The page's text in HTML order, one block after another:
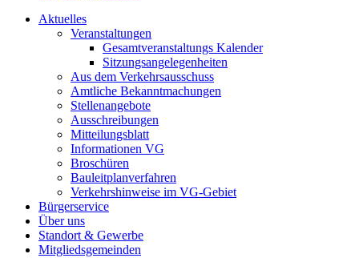
Aktuelles
Veranstaltungen
Gesamtveranstaltungs Kalender
Sitzungsangelegenheiten
Aus dem Verkehrsausschuss
Amtliche Bekanntmachungen
Stellenangebote
Ausschreibungen
Mitteilungsblatt
Informationen VG
Broschüren
Bauleitplanverfahren
Verkehrshinweise im VG-Gebiet
Bürgerservice
Über uns
Standort & Gewerbe
Mitgliedsgemeinden